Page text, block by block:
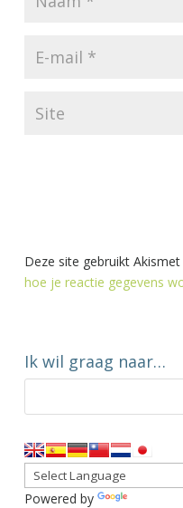
Deze site gebruikt
hoe je reactie gegevens
Ik wil graag naar…
Powered by